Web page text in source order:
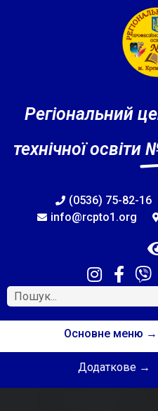
Регіональний
технічної освіти
(0536) 75-82-16
info@rcpto1.org
Основне меню →
Додаткове →